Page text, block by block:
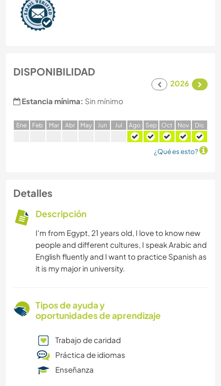
DISPONIBILIDAD
2026
Estancia mínima: Sin mínimo
Ene Feb Mar Abr May Jun Jul Ago Sep Oct Nov Dic
¿Qué es esto?
Detalles
Descripción
I'm from Egypt, 21 years old, I love to know new
people and different cultures, I speak Arabic and
English fluently and I want to practice Spanish as
it is my major in university.
Tipos de ayuda y
oportunidades de aprendizaje
Trabajo de caridad
Práctica de idiomas
Enseñanza